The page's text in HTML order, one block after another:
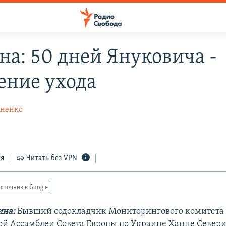
50 дней Януковича -
ухода
Читать без VPN
в Google
Бывший содокладчик Мониторингового комитета